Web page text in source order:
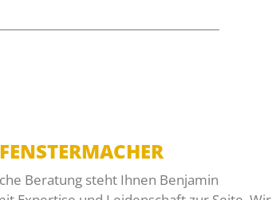
Beratung steht Ihnen Benjamin